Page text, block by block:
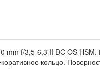
mm f/3,5-6,3 II DC OS HSM.
кольцо.